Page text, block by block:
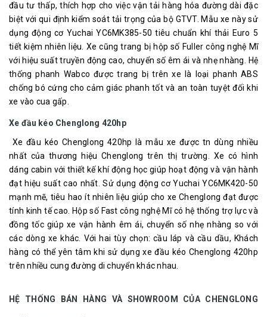
đầu tư thấp, thích hợp cho việc vận tải hàng hóa đường dài đặc
biệt với qui định kiểm soát tải trọng của bộ GTVT. Mẫu xe này sử
dụng động cơ Yuchai YC6MK385-50 tiêu chuẩn khí thải Euro 5
tiết kiệm nhiên liệu. Xe cũng trang bị hộp số Fuller công nghệ Mĩ
với hiệu suất truyền động cao, chuyển số êm ái và nhẹ nhàng. Hệ
thống phanh Wabco được trang bị trên xe là loại phanh ABS
chống bó cứng cho cảm giác phanh tốt và an toàn tuyệt đối khi
xe vào cua gấp.
Xe đầu kéo Chenglong 420hp
Xe đầu kéo Chenglong 420hp là mẫu xe được tn dùng nhiều
nhất của thương hiệu Chenglong trên thị trường. Xe có hình
dáng cabin với thiết kế khí động học giúp hoạt động và vận hành
đạt hiệu suất cao nhất. Sử dụng động cơ Yuchai YC6MK420-50
mạnh mẽ, tiêu hao ít nhiên liệu giúp cho xe Chenglong đạt được
tính kinh tế cao. Hộp số Fast công nghệ Mĩ có hệ thống trợ lực và
đồng tốc giúp xe vận hành êm ái, chuyển số nhẹ nhàng so với
các dòng xe khác. Với hai tùy chọn: cầu láp và cầu dầu, Khách
hàng có thể yên tâm khi sử dụng xe đầu kéo Chenglong 420hp
trên nhiều cung đường di chuyển khác nhau.
HỆ THỐNG BÁN HÀNG VÀ SHOWROOM CỦA CHENGLONG